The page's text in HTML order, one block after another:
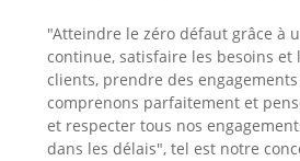
"Atteindre le zéro défaut grâce à
continue, satisfaire les besoins et
clients, prendre des
comprenons parfaitement et
et respecter tous nos
dans les délais", tel est notre